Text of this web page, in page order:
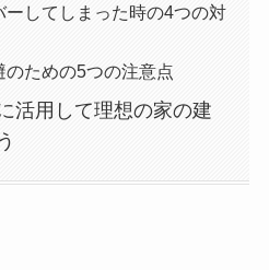
ーしてしまった時の4つの対
のための5つの注意点
活用して理想の家の建